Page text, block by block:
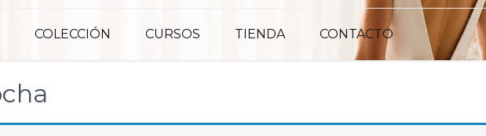
COLECCIÓN CURSOS TIENDA CONTACTO